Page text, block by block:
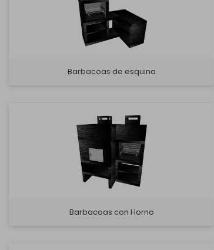
Barbacoas de esquina
Barbacoas con Horno